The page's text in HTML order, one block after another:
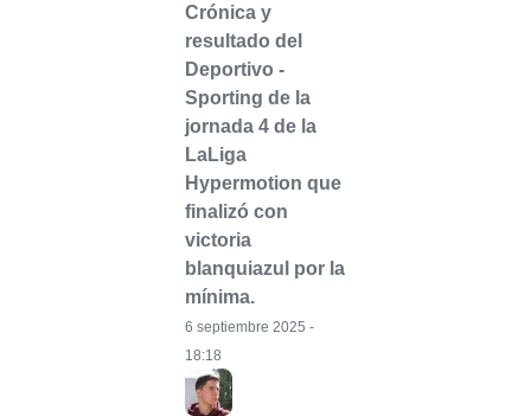
Crónica y
resultado del
Deportivo -
Sporting de la
jornada 4 de la
LaLiga
Hypermotion que
finalizó con
victoria
blanquiazul por la
mínima.
6 septiembre 2025 -
18:18